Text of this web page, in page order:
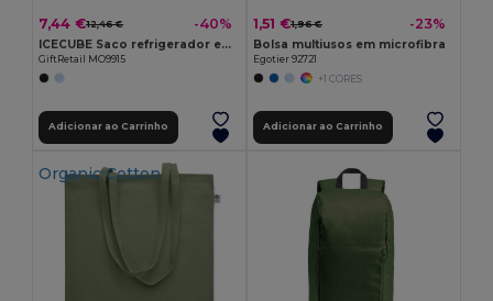
7,44 €12,46 € -40%
ICECUBE Saco refrigerador em RPET
GiftRetail MO9915
Adicionar ao Carrinho
1,51 €1,96 € -23%
Bolsa multiusos em microfibra
Egotier 92721
+1 CORES
Adicionar ao Carrinho
Organic Cotton